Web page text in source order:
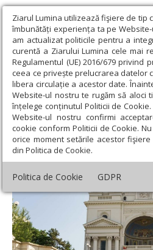
Ziarul Lumina utilizează fişiere de tip
îmbunătăți experiența ta pe
am actualizat politicile pentru a
curentă a Ziarului Lumina cele mai
Regulamentul (UE) 2016/679 privind
ceea ce privește prelucrarea datelor
libera circulație a acestor date.
Website-ul nostru te rugăm să aloci
înțelege conținutul Politicii de
Website-ul nostru confirmi
cookie conform Politicii de Cookie.
orice moment setările acestor
din Politica de Cookie.
Politica de Cookie GDPR
Ziarul Lumina › Actualitate religioasă
Simpozionului „Studia Theologica
A 18-a ediție a
Theologica Doctoralia” la